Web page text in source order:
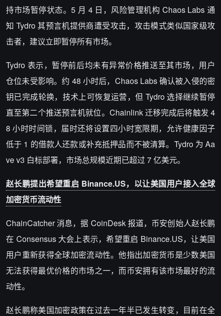
持市场暂停状态。5 月 4 日，风险管理机构 Chaos Labs 通
知 Tydro 其预言机提供商遭受攻击，攻击模式类似国家级攻
击者，建议立即暂停所有市场。
Tydro 表示，暂停前后均未有异常价格推送至其市场，用户
仓位未受影响。约 48 小时后，Chaos Labs 确认被入侵的密
钥已完成轮换，技术上可恢复运营，但 Tydro 选择继续暂停
直至第二个推送预言机就位。Chainlink 迁移完成后将触发 4
8 小时时间锁，届时还将设置四小时宽限期，允许健康因子
低于 1 的借款人还款或补充抵押品而不被清算。Tydro 为 Aa
ve v3 白标部署，市场总规模近期已超过 7 亿美元。
赵长鹏提出希望重启 Binance.US，以让美国用户接入全球
加密货币流动性
ChainCatcher 消息，据 CoinDesk 报道，币安创始人赵长鹏
在 Consensus 大会上表示，希望重启 Binance.US，让美国
用户重新获得全球加密流动性。他指出加密货币是少数美国
无法获得最优价格的市场之一，而币安拥有该市场最好的流
动性。
赵长鹏称美国加密政策在过去一年半已发生转变，目前在全